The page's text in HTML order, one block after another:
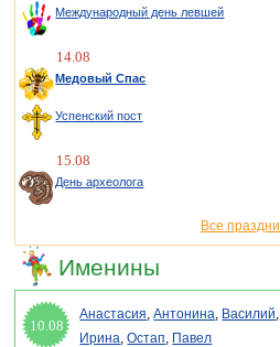
Международный день левшей
14.08
Медовый Спас
Успенский пост
15.08
День археолога
Все
Именины
10.08
Анастасия,Антонина, Василий,
Ирина,Остап, Павел